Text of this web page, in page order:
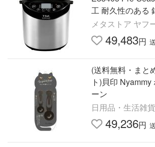
工 耐久性のある
スキレッ
メタストア ヤフ
49,483円
(送料無料・まと
ト)貝印
ーン
日用品・生活雑
49,236円